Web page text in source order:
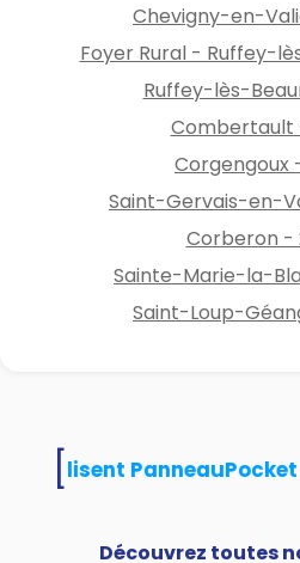
Chevigny-en-
Foyer Rural - Ruffey-
Ruffey-lès-
Combertault
Corgengoux
Saint-Gervais-en-
Corberon -
Sainte-Marie-la-
Saint-Loup-
utilisent PanneauPocket
Découvrez toutes